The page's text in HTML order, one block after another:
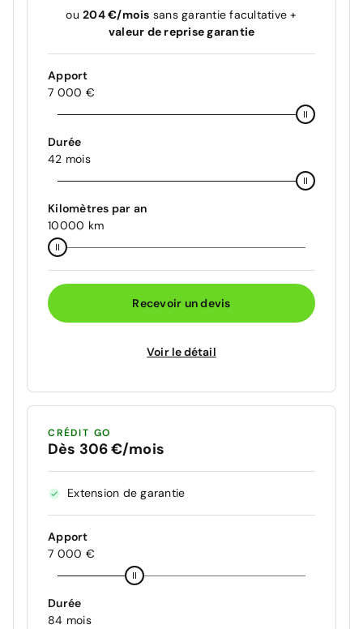
ou204 €/mois sans garantie facultative +
valeur de reprise garantie
Apport
7 000 €
Durée
42 mois
Kilomètres par an
10000 km
Recevoir un devis
Voir le détail
CRÉDIT GO
Dès 306 €/mois
Extension de garantie
Apport
7 000 €
Durée
84 mois